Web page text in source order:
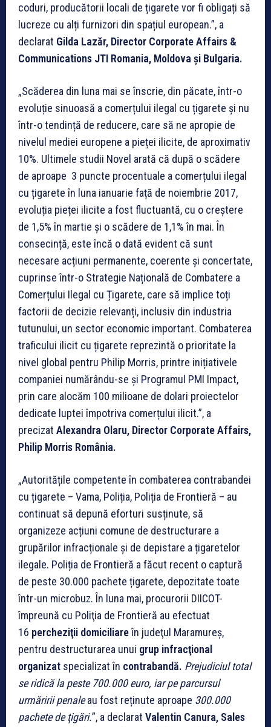
coduri, producătorii locali de țigarete vor fi obligați să
lucreze cu alți furnizori din spațiul european.”, a
declarat Gilda Lazăr, Director Corporate Affairs &
Communications JTI Romania, Moldova și Bulgaria.
„Scăderea din luna mai se înscrie, din păcate, într-o
evoluție sinuoasă a comerțului ilegal cu țigarete și nu
într-o tendință de reducere, care să ne apropie de
nivelul mediei europene a pieței ilicite, de aproximativ
10%. Ultimele studii Novel arată că după o scădere
de aproape 3 puncte procentuale a comerțului ilegal
cu țigarete în luna ianuarie față de noiembrie 2017,
evoluția pieței ilicite a fost fluctuantă, cu o creștere
de 1,5% în martie și o scădere de 1,1% în mai. În
consecință, este încă o dată evident că sunt
necesare acțiuni permanente, coerente și concertate,
cuprinse într-o Strategie Națională de Combatere a
Comerțului Ilegal cu Țigarete, care să implice toți
factorii de decizie relevanți, inclusiv din industria
tutunului, un sector economic important. Combaterea
traficului ilicit cu țigarete reprezintă o prioritate la
nivel global pentru Philip Morris, printre inițiativele
companiei numărându-se și Programul PMI Impact,
prin care alocăm 100 milioane de dolari proiectelor
dedicate luptei împotriva comerțului ilicit.”, a
precizat Alexandra Olaru, Director Corporate Affairs,
Philip Morris România.
„Autoritățile competente în combaterea contrabandei
cu țigarete – Vama, Poliția, Poliția de Frontieră – au
continuat să depună eforturi susținute, să
organizeze acțiuni comune de destructurare a
grupărilor infracționale și de depistare a țigaretelor
ilegale. Poliția de Frontieră a făcut recent o captură
de peste 30.000 pachete țigarete, depozitate toate
într-un microbuz. În luna mai, procurorii DIICOT-
împreună cu Poliţia de Frontieră au efectuat
16 percheziţii domiciliareîn judeţul Maramureş,
pentru destructurarea unui grup infracţional
organizat specializat în contrabandă. Prejudiciul total
se ridică la peste 700.000 euro, iar pe parcursul
urmăririi penaleau fost reținute aproape 300.000
pachete de ţigări.”, a declarat Valentin Canura, Sales